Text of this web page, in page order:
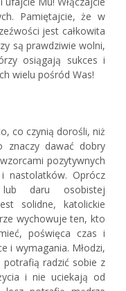
Pamiętajcie, że w
jest całkowita
są prawdziwie wolni,
osiągają sukces i
wielu pośród Was!
co czynią dorośli, niż
dawać dobry
pozytywnych
nastolatków. Oprócz
lub daru osobistej
solidne, katolickie
wychowuje ten, kto
poświęca czas i
i wymagania. Młodzi,
radzić sobie z
i nie uciekają od